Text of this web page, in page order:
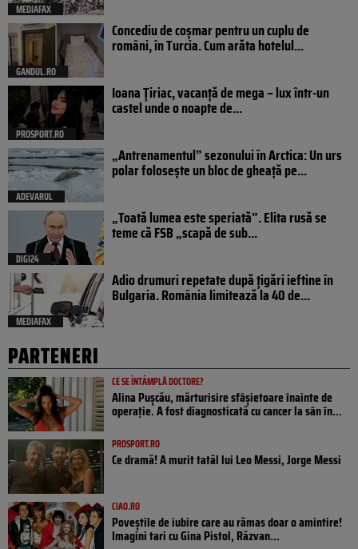
MEDIAFAX
GANDUL.RO
Concediu de coșmar pentru un cuplu de
români, în Turcia. Cum arăta hotelul...
PROSPORT.RO
Ioana Țiriac, vacanță de mega – lux într-un
castel unde o noapte de...
ADEVARUL
„Antrenamentul” sezonului în Arctica: Un urs
polar folosește un bloc de gheață pe...
DIGI24
„Toată lumea este speriată”. Elita rusă se
teme că FSB „scapă de sub...
MEDIAFAX
Adio drumuri repetate după țigări ieftine în
Bulgaria. România limitează la 40 de...
PARTENERI
CE SE ÎNTÂMPLĂ DOCTORE?
Alina Pușcău, mărturisire sfâșietoare înainte de
operație. A fost diagnosticată cu cancer la sân în...
PROSPORT.RO
Ce dramă! A murit tatăl lui Leo Messi, Jorge Messi
CIAO.RO
Poveştile de iubire care au rămas doar o amintire!
Imagini tari cu Gina Pistol, Răzvan...